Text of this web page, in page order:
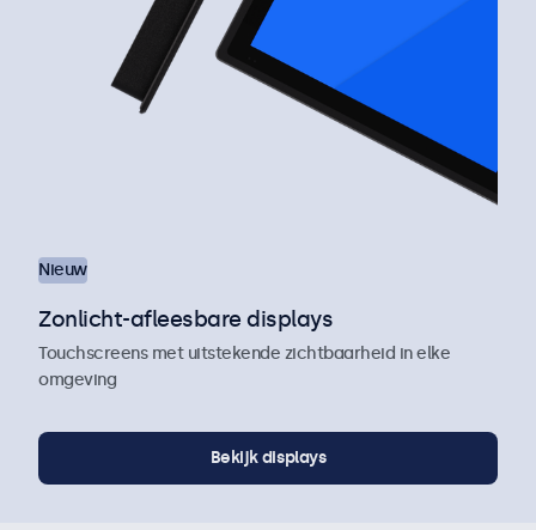
Nieuw
Zonlicht-afleesbare displays
Touchscreens met uitstekende zichtbaarheid in elke
omgeving
Bekijk displays